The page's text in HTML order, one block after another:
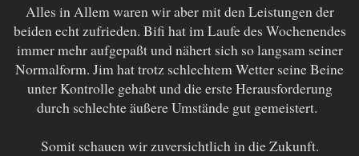
Alles in Allem waren wir aber mit den Leistungen der
beiden echt zufrieden. Bifi hat im Laufe des Wochenendes
immer mehr aufgepaßt und nähert sich so langsam seiner
Normalform. Jim hat trotz schlechtem Wetter seine Beine
unter Kontrolle gehabt und die erste Herausforderung
durch schlechte äußere Umstände gut gemeistert.
Somit schauen wir zuversichtlich in die Zukunft.